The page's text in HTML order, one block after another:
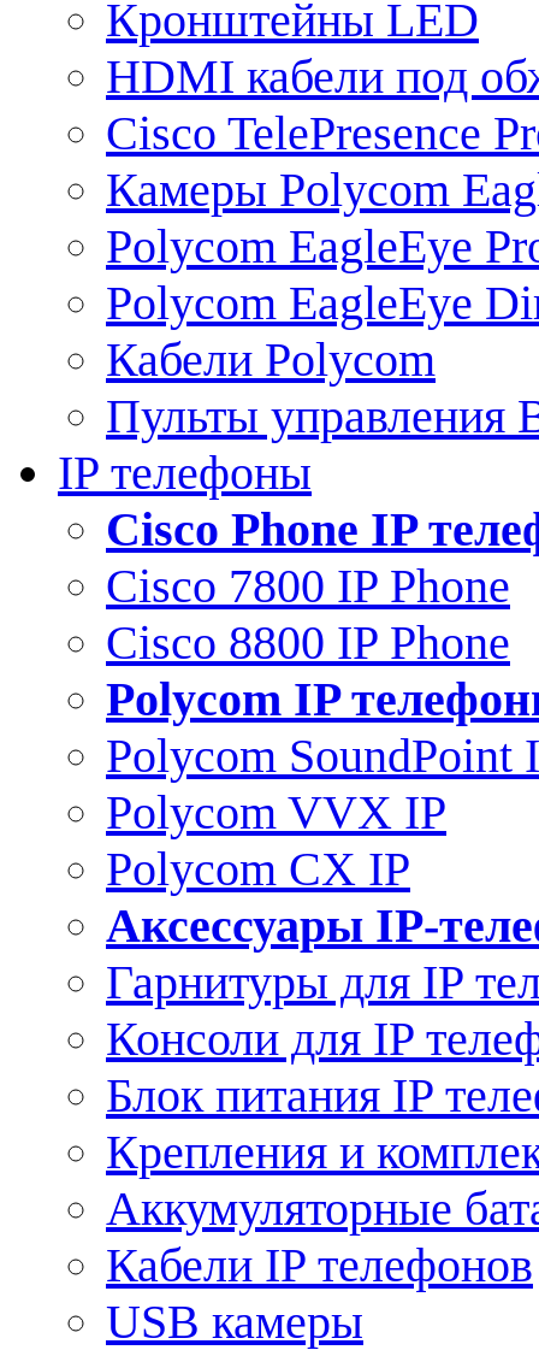
Кронштейны LED
HDMI кабели под
Cisco TelePresence
Камеры Polycom
Polycom EagleEye
Polycom EagleEye
Кабели Polycom
Пульты управления
IP телефоны
Сisco Phone IP
Cisco 7800 IP Phone
Cisco 8800 IP Phone
Polycom IP
Polycom SoundPoint
Polycom VVX IP
Polycom CX IP
Аксессуары IP-
Гарнитуры для IP
Консоли для IP
Блок питания IP
Крепления и
Аккумуляторные
Кабели IP телефонов
USB камеры